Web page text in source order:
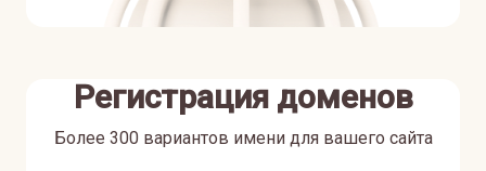
Регистрация доменов
Более 300 вариантов имени для вашего сайта